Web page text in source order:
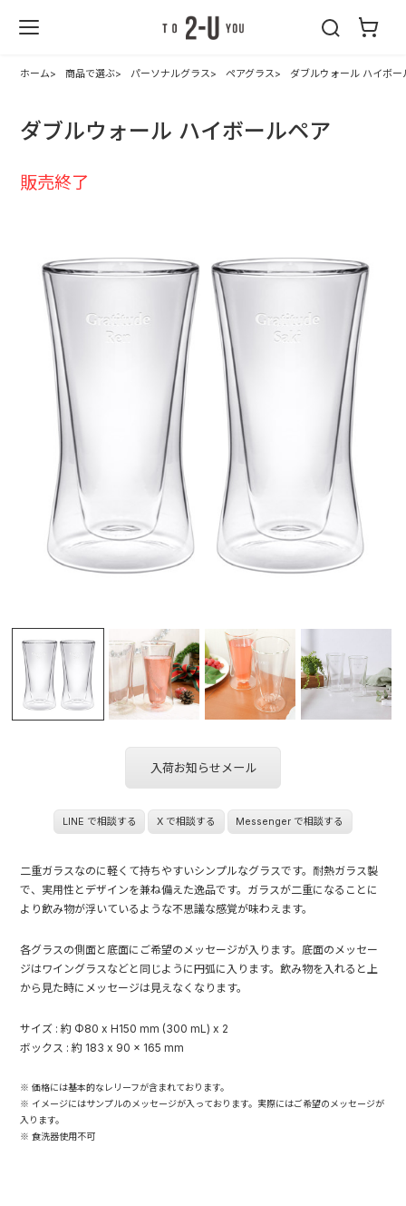
ホーム 商品で選ぶ パーソナルグラス ペアグラス ダブルウォール ハイボー
ダブルウォール ハイボールペア
販売終了
入荷お知らせメール
LINE で相談する X で相談する Messenger で相談する
二重ガラスなのに軽くて持ちやすいシンプルなグラスです。耐熱ガラス製
で、実用性とデザインを兼ね備えた逸品です。ガラスが二重になることに
より飲み物が浮いているような不思議な感覚が味わえます。
各グラスの側面と底面にご希望のメッセージが入ります。底面のメッセー
ジはワイングラスなどと同じように円弧に入ります。飲み物を入れると上
から見た時にメッセージは見えなくなります。
サイズ : 約 Φ80 x H150 mm (300 mL) x 2
ボックス : 約 183 x 90 x 165 mm
※ 価格には基本的なレリーフが含まれております。
※ イメージにはサンプルのメッセージが入っております。実際にはご希望のメッセージが
入ります。
※ 食洗器使用不可